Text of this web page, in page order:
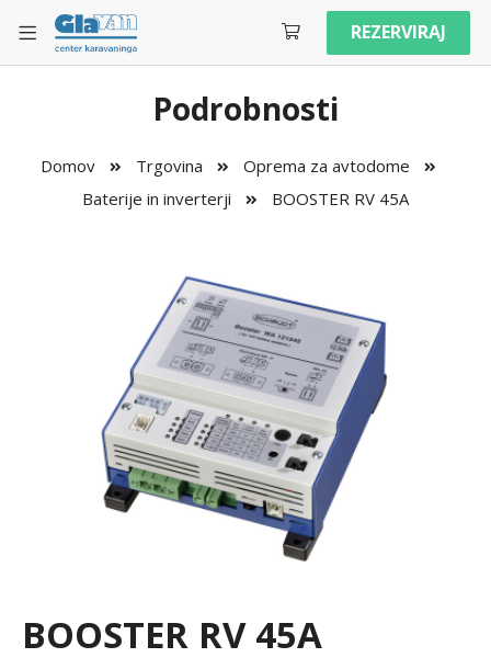
REZERVIRAJ
Podrobnosti
Domov Trgovina
Oprema za avtodome
Baterije in inverterji
BOOSTER RV 45A
BOOSTER RV 45A